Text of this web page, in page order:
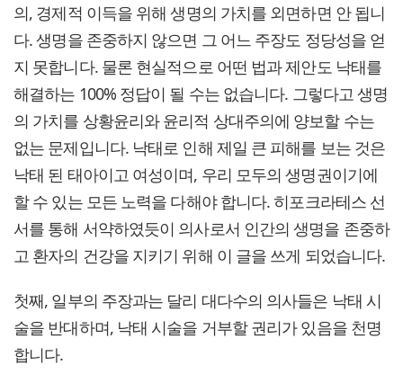
의, 경제적 이득을 위해 생명의 가치를 외면하면 안 됩니
다. 생명을 존중하지 않으면 그 어느 주장도 정당성을 얻
지 못합니다. 물론 현실적으로 어떤 법과 제안도 낙태를
해결하는 100% 정답이 될 수는 없습니다. 그렇다고 생명
의 가치를 상황윤리와 윤리적 상대주의에 양보할 수는
없는 문제입니다. 낙태로 인해 제일 큰 피해를 보는 것은
낙태 된 태아이고 여성이며, 우리 모두의 생명권이기에
할 수 있는 모든 노력을 다해야 합니다. 히포크라테스 선
서를 통해 서약하였듯이 의사로서 인간의 생명을 존중하
고 환자의 건강을 지키기 위해 이 글을 쓰게 되었습니다.
첫째, 일부의 주장과는 달리 대다수의 의사들은 낙태 시
술을 반대하며, 낙태 시술을 거부할 권리가 있음을 천명
합니다.